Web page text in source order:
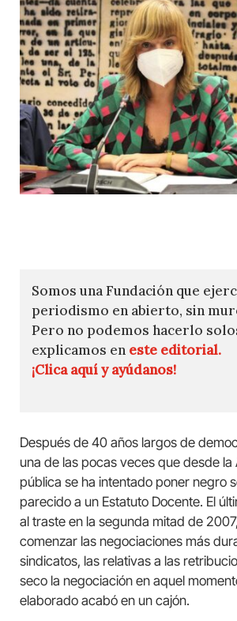
Somos una Fundación que
periodismo en abierto, sin
Pero no podemos hacerlo
explicamos en este editorial.
¡Clica aquí y ayúdanos!
Después de 40 años largos de
una de las pocas veces que desde
pública se ha intentado poner negro
parecido a un Estatuto Docente. El
al traste en la segunda mitad de
comenzar las negociaciones más
sindicatos, las relativas a las
seco la negociación en aquel
elaborado acabó en un cajón.